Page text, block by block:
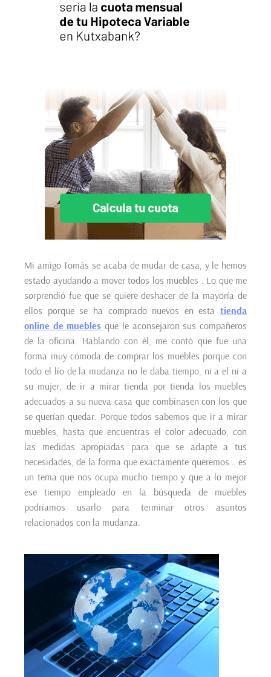
Mi amigo Tomás se acaba de mudar de casa, y le hemos
estado ayudando a mover todos los muebles . Lo que me
sorprendió fue que se quiere deshacer de la mayoría de
ellos porque se ha comprado nuevos en esta tienda
online de muebles que le aconsejaron sus compañeros
de la oficina. Hablando con él, me contó que fue una
forma muy cómoda de comprar los muebles porque con
todo el lío de la mudanza no le daba tiempo, ni a el ni a
su mujer, de ir a mirar tienda por tienda los muebles
adecuados a su nueva casa que combinasen con los que
se querían quedar. Porque todos sabemos que ir a mirar
muebles, hasta que encuentras el color adecuado, con
las medidas apropiadas para que se adapte a tus
necesidades, de la forma que exactamente queremos… es
un tema que nos ocupa mucho tiempo y que a lo mejor
ese tiempo empleado en la búsqueda de muebles
podríamos usarlo para terminar otros asuntos
relacionados con la mudanza.